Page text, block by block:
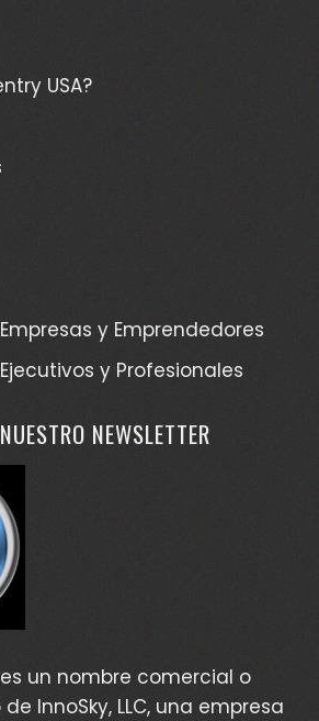
USA?
y Emprendedores
y Profesionales
NEWSLETTER
es un nombre comercial o
InnoSky, LLC, una empresa